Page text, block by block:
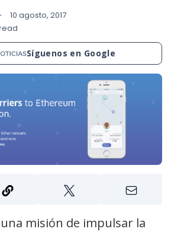
10 agosto, 2017
Síguenos en Google
misión de impulsar la